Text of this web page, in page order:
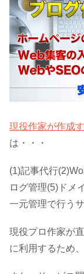
現役作家が作成
は・・・
(1)記事代行
ログ管理(5)ドメ
一元管理で行う
現役プロ作家が
に利用するため